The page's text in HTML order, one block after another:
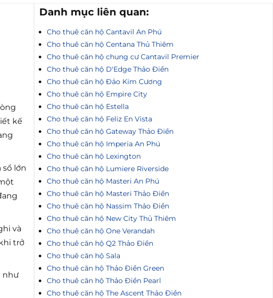
kế
lớn
và
trở
như
Danh mục liên quan:
Cho thuê căn hộ Cantavil An Phú
Cho thuê căn hộ Centana Thủ Thiêm
Cho thuê căn hộ chung cư Cantavil Premier
Cho thuê căn hộ D'Edge Thảo Điền
Cho thuê căn hộ Đảo Kim Cương
Cho thuê căn hộ Empire City
Cho thuê căn hộ Estella
Cho thuê căn hộ Feliz En Vista
Cho thuê căn hộ Gateway Thảo Điền
Cho thuê căn hộ Imperia An Phú
Cho thuê căn hộ Lexington
Cho thuê căn hộ Lumiere Riverside
Cho thuê căn hộ Masteri An Phú
Cho thuê căn hộ Masteri Thảo Điền
Cho thuê căn hộ Nassim Thảo Điền
Cho thuê căn hộ New City Thủ Thiêm
Cho thuê căn hộ One Verandah
Cho thuê căn hộ Q2 Thảo Điền
Cho thuê căn hộ Sala
Cho thuê căn hộ Thảo Điền Green
Cho thuê căn hộ Thảo Điền Pearl
Cho thuê căn hộ The Ascent Thảo Điền